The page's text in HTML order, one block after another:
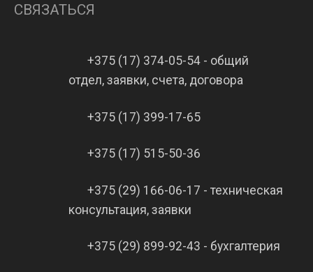
СВЯЗАТЬСЯ
+375 (17) 374-05-54 - общий
отдел, заявки, счета, договора
+375 (17) 399-17-65
+375 (17) 515-50-36
+375 (29) 166-06-17 - техническая
консультация, заявки
+375 (29) 899-92-43 - бухгалтерия